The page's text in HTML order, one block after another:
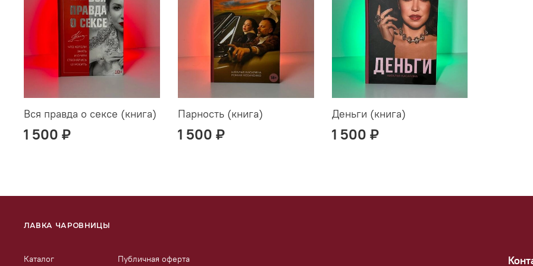
Вся правда о сексе (книга)
1 500 ₽
Парность (книга)
1 500 ₽
Деньги (книга)
1 500 ₽
ЛАВКА ЧАРОВНИЦЫ
Каталог Публичная оферта